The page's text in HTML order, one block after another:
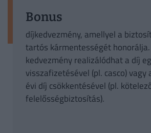
Bonus
díjkedvezmény, amellyel a
tartós kármentességét
kedvezmény realizálódhat a díj
visszafizetésével (pl. casco) vagy
évi díj csökkentésével (pl.
felelősségbiztosítás).